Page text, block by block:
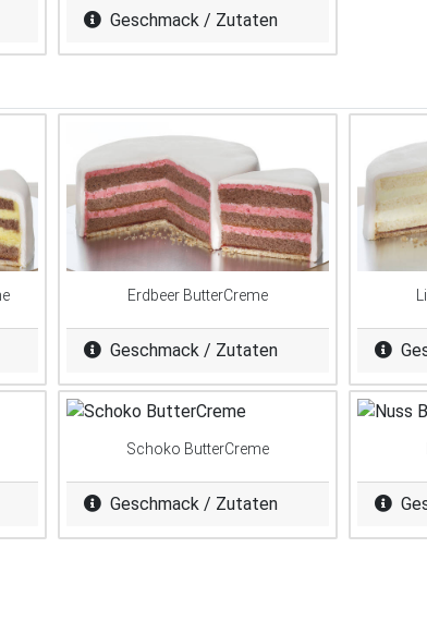
Geschmack / Zutaten
Erdbeer ButterCreme
Geschmack / Zutaten
Schoko ButterCreme
Geschmack / Zutaten